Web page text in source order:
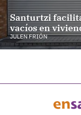
Santurtzi
vacíos en
JULEN FRIÓN